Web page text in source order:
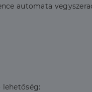
automata